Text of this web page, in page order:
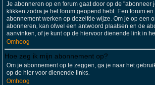
Je abonneren op en forum gaat door op de "abonneer
klikken zodra je het forum geopend hebt. Een forum
abonnement werken op dezelfde wijze. Om je op een
abonneren, kan ofwel een antwoord plaatsen en de
aanvinken, of je kunt op de hiervoor dienende link in
Omhoog
Hoe zeg ik mijn abonnement op?
Om je abonnement op te zeggen, ga je naar het
op de hier voor dienende links.
Omhoog